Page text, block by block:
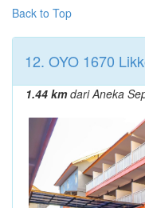
Back to Top
12. OYO 1670
1.44 kmdari Aneka